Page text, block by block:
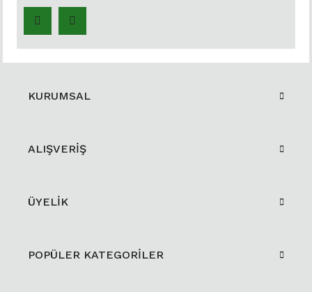
KURUMSAL
ALIŞVERİŞ
ÜYELİK
POPÜLER KATEGORİLER